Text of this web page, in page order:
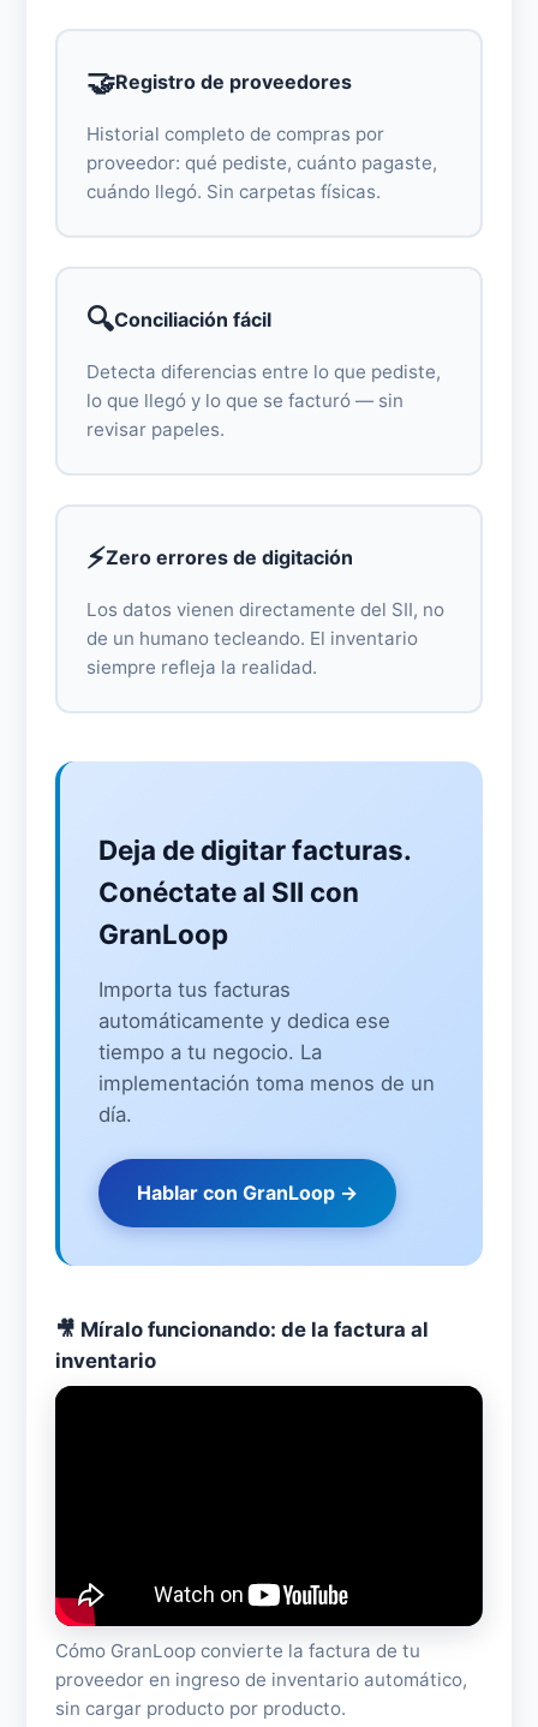
🤝Registro de proveedores
Historial completo de compras por
proveedor: qué pediste, cuánto pagaste,
cuándo llegó. Sin carpetas físicas.
🔍Conciliación fácil
Detecta diferencias entre lo que pediste,
lo que llegó y lo que se facturó — sin
revisar papeles.
⚡Zero errores de digitación
Los datos vienen directamente del SII, no
de un humano tecleando. El inventario
siempre refleja la realidad.
Deja de digitar facturas.
Conéctate al SII con
GranLoop
Importa tus facturas
automáticamente y dedica ese
tiempo a tu negocio. La
implementación toma menos de un
día.
Hablar con GranLoop →
🎥 Míralo funcionando: de la factura al
inventario
Cómo GranLoop convierte la factura de tu
proveedor en ingreso de inventario automático,
sin cargar producto por producto.